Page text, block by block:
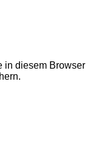
in diesem Browser